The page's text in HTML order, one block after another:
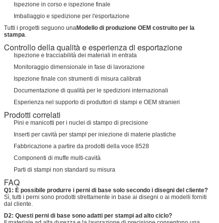
Ispezione in corso e ispezione finale
Imballaggio e spedizione per l'esportazione
Tutti i progetti seguono unaModello di produzione OEM costruito per la
stampa.
Controllo della qualità e esperienza di esportazione
Ispezione e tracciabilità dei materiali in entrata
Monitoraggio dimensionale in fase di lavorazione
Ispezione finale con strumenti di misura calibrati
Documentazione di qualità per le spedizioni internazionali
Esperienza nel supporto di produttori di stampi e OEM stranieri
Prodotti correlati
Pini e manicotti per i nuclei di stampo di precisione
Inserti per cavità per stampi per iniezione di materie plastiche
Fabbricazione a partire da prodotti della voce 8528
Componenti di muffe multi-cavità
Parti di stampi non standard su misura
FAQ
Q1: È possibile produrre i perni di base solo secondo i disegni del cliente?
Sì, tutti i perni sono prodotti strettamente in base ai disegni o ai modelli forniti
dal cliente.
D2: Questi perni di base sono adatti per stampi ad alto ciclo?